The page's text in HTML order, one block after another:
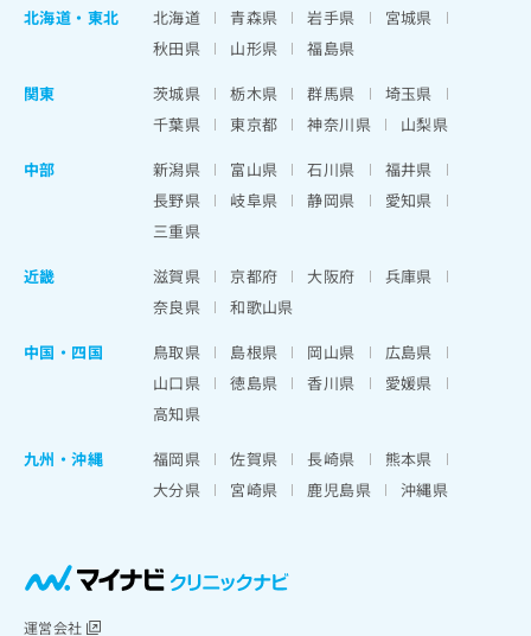
北海道 ・ 東北 北海道 青森県 岩手県
宮城県
秋田県
山形県
福島県
関東
茨城県 栃木県 群馬県
埼玉県
千葉県
東京都 神奈川県
山梨県
中部
新潟県 富山県 石川県
福井県
長野県
岐阜県 静岡県
愛知県
三重県
近畿
滋賀県 京都府 大阪府
兵庫県
奈良県
和歌山県
中国・四国
鳥取県 島根県 岡山県
広島県
山口県
徳島県 香川県
愛媛県
高知県
九州・沖縄
福岡県 佐賀県 長崎県
熊本県
大分県
宮崎県 鹿児島県 沖縄県
運営会社